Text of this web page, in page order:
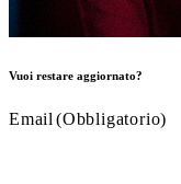
Vuoi restare aggiornato?
Email (Obbligatorio)